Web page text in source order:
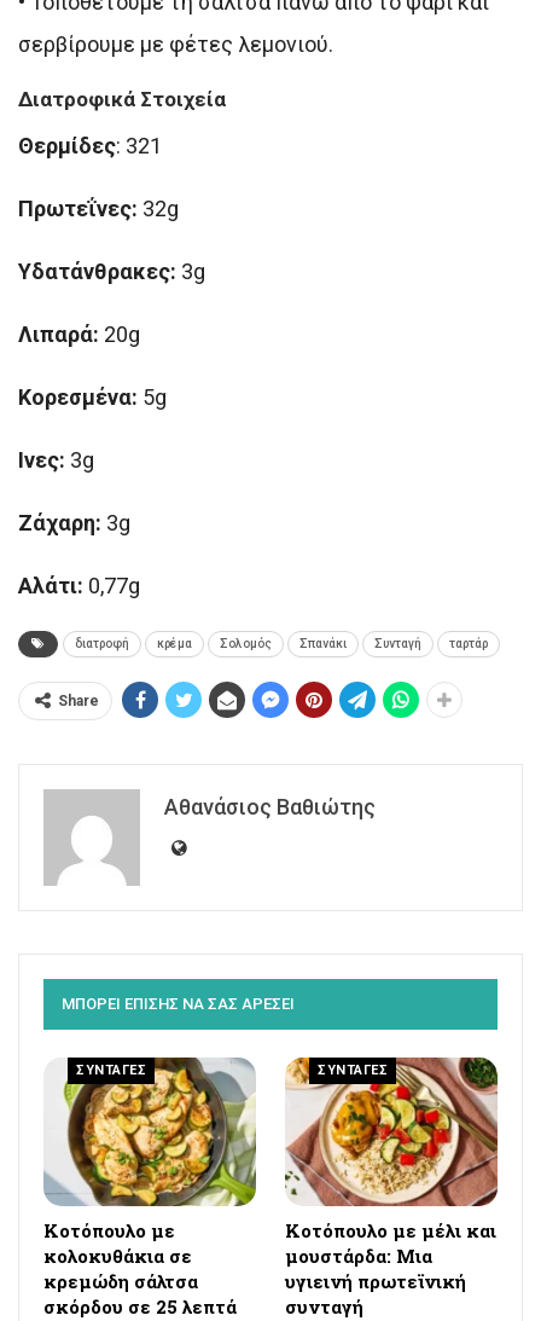
σερβίρουμε με φέτες λεμονιού.
Διατροφικά Στοιχεία
Θερμίδες: 321
Πρωτεΐνες: 32g
Υδατάνθρακες: 3g
Λιπαρά: 20g
Κορεσμένα: 5g
Ινες: 3g
Ζάχαρη: 3g
Αλάτι: 0,77g
διατροφή κρέμα Σολομός Σπανάκι Συνταγή ταρτάρ
Share
Αθανάσιος Βαθιώτης
ΜΠΟΡΕΙ ΕΠΙΣΗΣ ΝΑ ΣΑΣ ΑΡΕΣΕΙ
ΣΥΝΤΑΓΕΣ
Κοτόπουλο με
κολοκυθάκια σε
κρεμώδη σάλτσα
σκόρδου σε 25 λεπτά
ΣΥΝΤΑΓΕΣ
Κοτόπουλο με μέλι και
μουστάρδα: Μια
υγιεινή πρωτεϊνική
συνταγή